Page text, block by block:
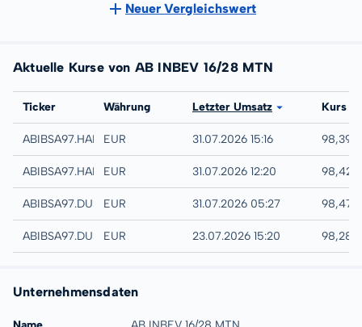
Neuer Vergleichswert
Aktuelle Kurse von AB INBEV 16/28 MTN
Börse
Ticker Währung Letzter Umsatz Kurs
Hamburg
ABIBSA97.HAMBEUR 31.07.2026 15:16 98,39
Hannover
ABIBSA97.HANBEUR 31.07.2026 12:20 98,42
Quotrix
ABIBSA97.DUSDEUR 31.07.2026 05:27 98,47
Düsseldorf
ABIBSA97.DUSBEUR 23.07.2026 15:20 98,28
Unternehmensdaten